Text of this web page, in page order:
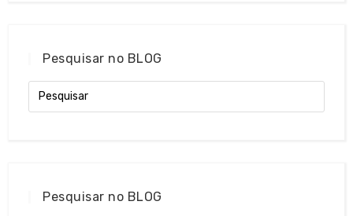
Pesquisar no BLOG
Pesquisar no BLOG